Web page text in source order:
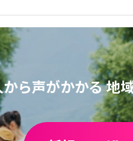
ら声がかかる地